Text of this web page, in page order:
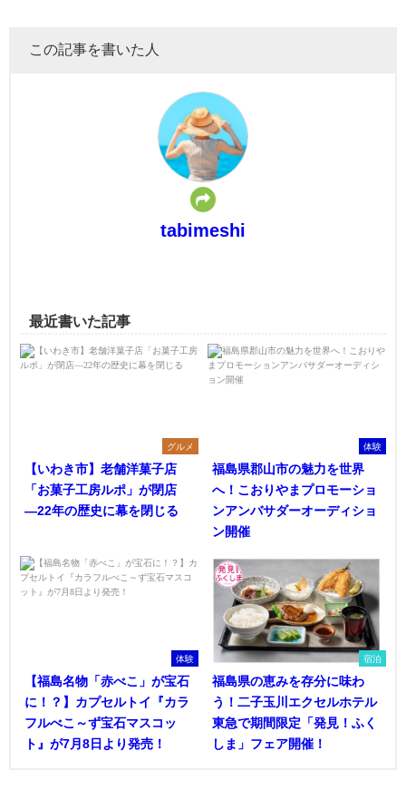
この記事を書いた人
tabimeshi
最近書いた記事
グルメ
【いわき市】老舗洋菓子店
「お菓子工房ルポ」が閉店
―22年の歴史に幕を閉じる
体験
福島県郡山市の魅力を世界
へ！こおりやまプロモーショ
ンアンバサダーオーディショ
ン開催
体験
【福島名物「赤べこ」が宝石
に！？】カプセルトイ『カラ
フルべこ～ず宝石マスコッ
ト』が7月8日より発売！
宿泊
福島県の恵みを存分に味わ
う！二子玉川エクセルホテル
東急で期間限定「発見！ふく
しま」フェア開催！